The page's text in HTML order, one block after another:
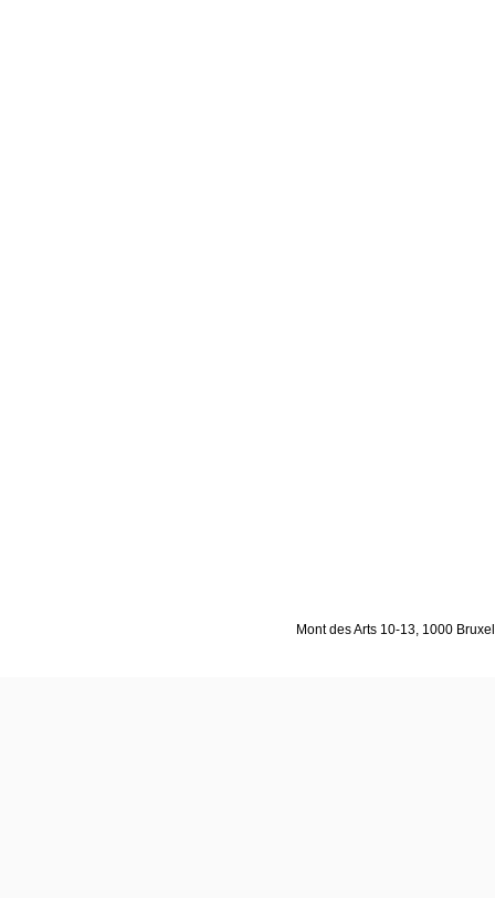
Mont des Arts 10-13, 1000